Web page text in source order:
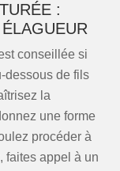
:
conseillée si
dessous de fils
la
une forme
procéder à
faites appel à un